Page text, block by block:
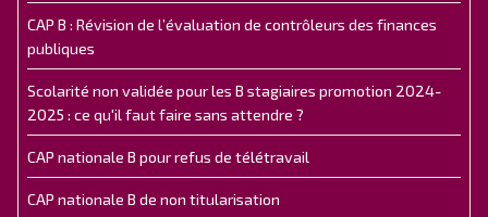
CAP B : Révision de l’évaluation de contrôleurs des finances
publiques
Scolarité non validée pour les B stagiaires promotion 2024-
2025 : ce qu'il faut faire sans attendre ?
CAP nationale B pour refus de télétravail
CAP nationale B de non titularisation